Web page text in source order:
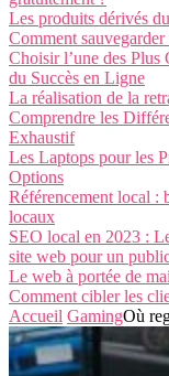
Les produits dérivés
Comment
Choisir l’une des Plus
du Succès en Ligne
La réalisation de la
Comprendre les
Exhaustif
Les Laptops pour les
Options
Référencement local :
locaux
SEO local en 2023 :
site web pour un
Le web à portée de
Comment cibler les
Accueil GamingOù